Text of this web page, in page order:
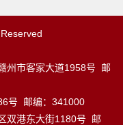
州市客家大道1958号 邮
号 邮编：341000
双港东大街1180号 邮